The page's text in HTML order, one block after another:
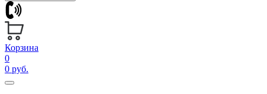
Корзина
0
0 руб.